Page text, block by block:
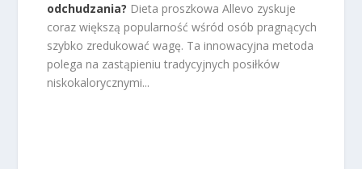
odchudzania? Dieta proszkowa Allevo zyskuje
coraz większą popularność wśród osób pragnących
szybko zredukować wagę. Ta innowacyjna metoda
polega na zastąpieniu tradycyjnych posiłków
niskokalorycznymi...